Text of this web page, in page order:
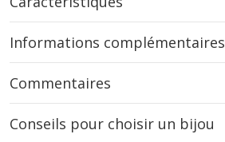
Informations complémentaires
Commentaires
Conseils pour choisir un bijou